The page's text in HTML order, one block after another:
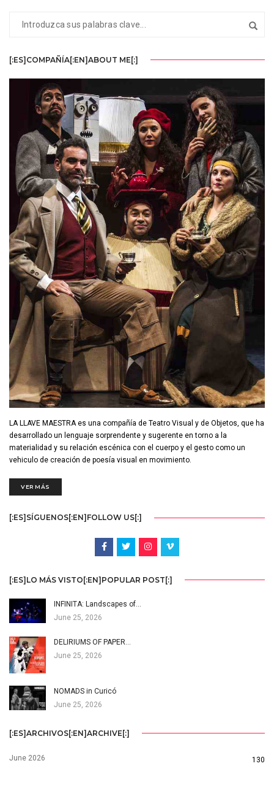
[:ES]COMPAÑÍA[:EN]ABOUT ME[:]
LA LLAVE MAESTRA es una compañía de Teatro Visual y de Objetos, que ha
desarrollado un lenguaje sorprendente y sugerente en torno a la
materialidad y su relación escénica con el cuerpo y el gesto como un
vehiculo de creación de poesía visual en movimiento.
VER MÁS
[:ES]SÍGUENOS[:EN]FOLLOW US[:]
[:ES]LO MÁS VISTO[:EN]POPULAR POST[:]
INFINITA: Landscapes of…
June 25, 2026
DELIRIUMS OF PAPER…
June 25, 2026
NOMADS in Curicó
June 25, 2026
[:ES]ARCHIVOS[:EN]ARCHIVE[:]
June 2026 130